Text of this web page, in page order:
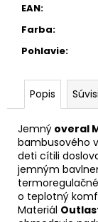
EAN:
Farba:
Pohlavie:
Popis
Jemný overal
bambusového
deti cítili
jemným
o teplotný
Materiál